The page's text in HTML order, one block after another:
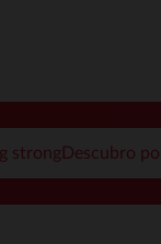
strongDescubro